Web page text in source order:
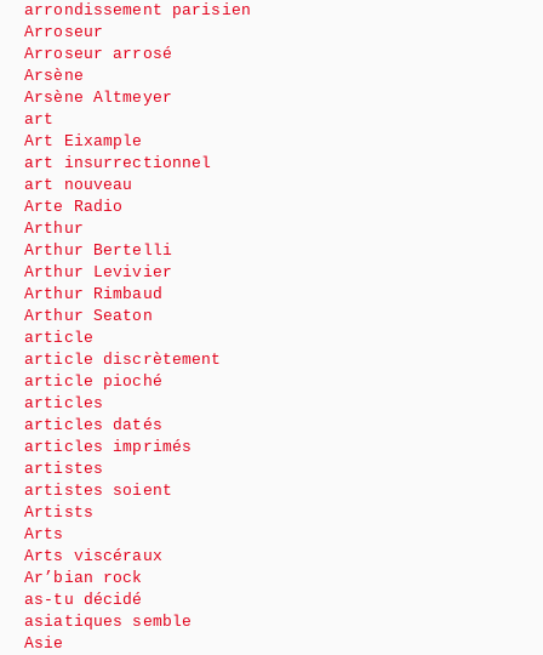
arrondissement parisien
Arroseur
Arroseur arrosé
Arsène
Arsène Altmeyer
art
Art Eixample
art insurrectionnel
art nouveau
Arte Radio
Arthur
Arthur Bertelli
Arthur Levivier
Arthur Rimbaud
Arthur Seaton
article
article discrètement
article pioché
articles
articles datés
articles imprimés
artistes
artistes soient
Artists
Arts
Arts viscéraux
Ar’bian rock
as-tu décidé
asiatiques semble
Asie